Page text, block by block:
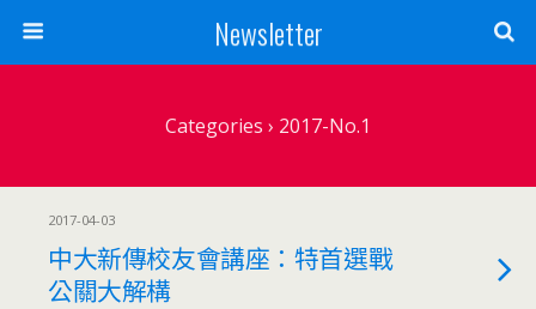
Newsletter
Categories › 2017-No.1
2017-04-03
中大新傳校友會講座：特首選戰
公關大解構